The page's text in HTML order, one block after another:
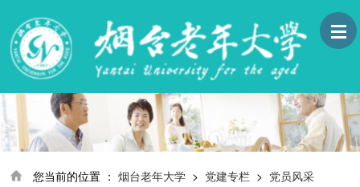
您当前的位置 ：烟台老年大学 > 党建专栏 > 党员风采